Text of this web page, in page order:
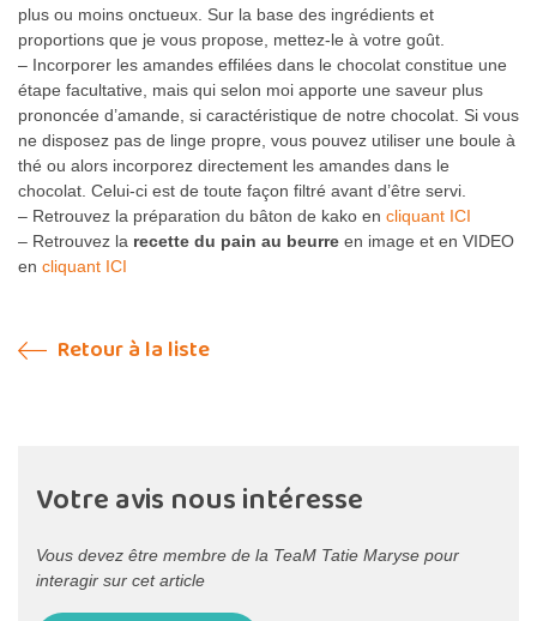
plus ou moins onctueux. Sur la base des ingrédients et
proportions que je vous propose, mettez-le à votre goût.
– Incorporer les amandes effilées dans le chocolat constitue une
étape facultative, mais qui selon moi apporte une saveur plus
prononcée d’amande, si caractéristique de notre chocolat. Si vous
ne disposez pas de linge propre, vous pouvez utiliser une boule à
thé ou alors incorporez directement les amandes dans le
chocolat. Celui-ci est de toute façon filtré avant d’être servi.
– Retrouvez la préparation du bâton de kako en cliquant ICI
– Retrouvez la recette du pain au beurre en image et en VIDEO
en cliquant ICI
Retour à la liste
Votre avis nous intéresse
Vous devez être membre de la TeaM Tatie Maryse pour
interagir sur cet article